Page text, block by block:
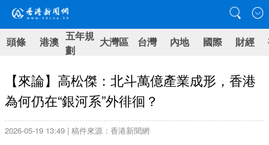
頭條 港澳 五年規
劃
大灣區 台灣 內地 國際 財經
【來論】高松傑：北斗萬億產業成形，香港
為何仍在“銀河系”外徘徊？
2026-05-19 13:49 | 稿件來源：香港新聞網